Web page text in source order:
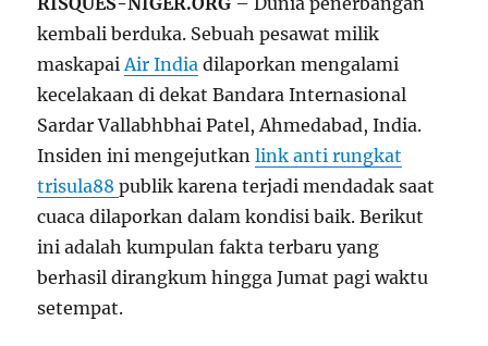
kembali berduka. Sebuah pesawat milik
maskapaiAir India dilaporkan mengalami
kecelakaan di dekat Bandara Internasional
Sardar Vallabhbhai Patel, Ahmedabad, India.
Insiden ini mengejutkanlink anti rungkat
trisula88publik karena terjadi mendadak saat
cuaca dilaporkan dalam kondisi baik. Berikut
ini adalah kumpulan fakta terbaru yang
berhasil dirangkum hingga Jumat pagi waktu
setempat.